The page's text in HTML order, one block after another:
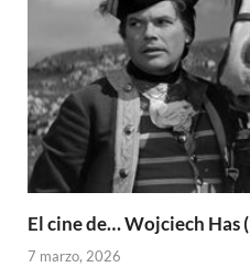
El cine de… Wojciech Has
7 marzo, 2026